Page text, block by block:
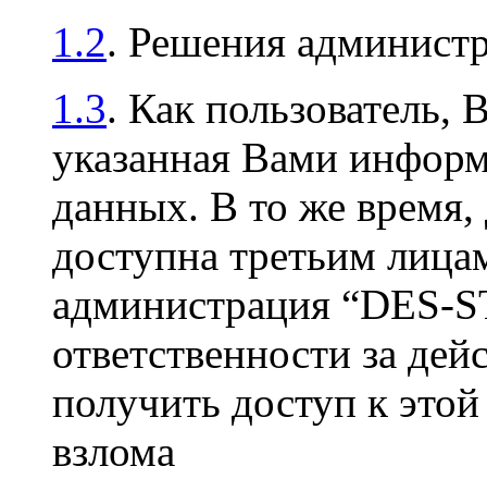
1.2. Решения
1.3. Как пользователь,
указанная Вами
данных. В то же время,
доступна третьим
администрация “DES-
ответственности за
получить доступ к
взлома